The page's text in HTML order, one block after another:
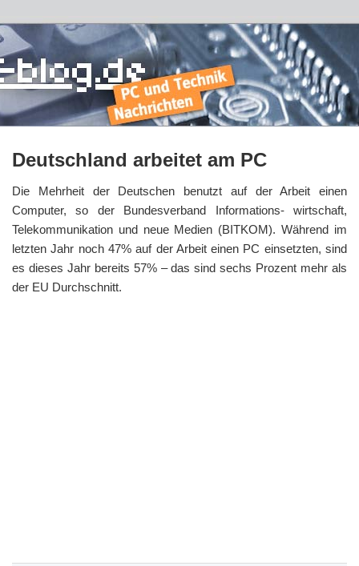
Deutschland arbeitet am PC
Die Mehrheit der Deutschen benutzt auf der Arbeit einen
Computer, so der Bundesverband Informations- wirtschaft,
Telekommunikation und neue Medien (BITKOM). Während im
letzten Jahr noch 47% auf der Arbeit einen PC einsetzten, sind
es dieses Jahr bereits 57% – das sind sechs Prozent mehr als
der EU Durchschnitt.